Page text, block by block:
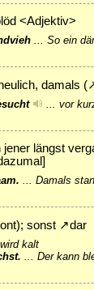
<Adjektiv>
So ein
damals (
vor
jener längst
Damals
sonst ↗dar
kalt
Der kann